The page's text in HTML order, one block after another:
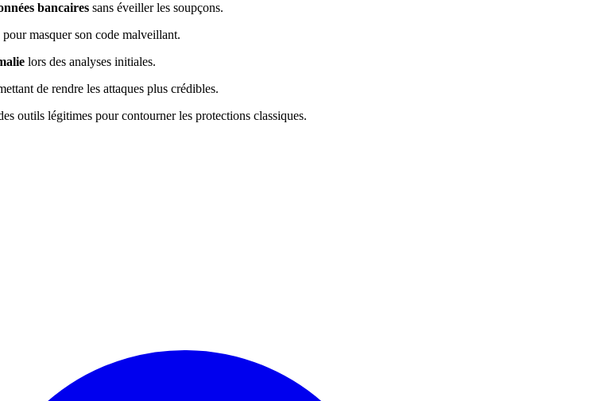
bancaires sans éveiller les soupçons.
masquer son code malveillant.
lors des analyses initiales.
de rendre les attaques plus crédibles.
outils légitimes pour contourner les protections classiques.